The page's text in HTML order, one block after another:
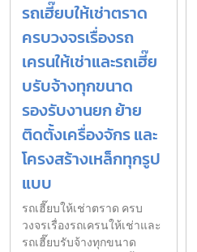
รถเฮี๊ยบให้เช่าตราด
ครบวงจรเรื่องรถ
เครนให้เช่าและรถเฮี๊ย
บรับจ้างทุกขนาด
รองรับงานยก ย้าย
ติดตั้งเครื่องจักร และ
โครงสร้างเหล็กทุกรูป
แบบ
รถเฮี๊ยบให้เช่าตราด ครบ
วงจรเรื่องรถเครนให้เช่าและ
รถเฮี๊ยบรับจ้างทุกขนาด